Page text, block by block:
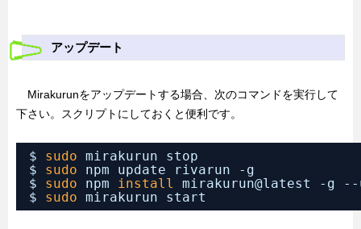
アップデート
Mirakurunをアップデートする場合、次のコマンドを実行して
下さい。スクリプトにしておくと便利です。
$ sudo mirakurun stop
$ sudo
npm update rivarun -g
$ sudo npm install
mirakurun@latest -g
$ sudo mirakurun start